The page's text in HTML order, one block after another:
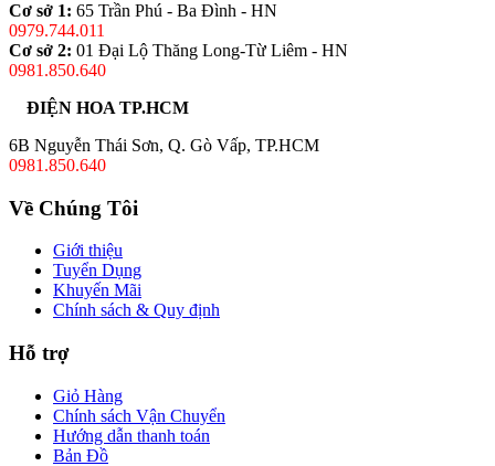
Cơ sở 1: 65 Trần Phú - Ba Đình - HN
0979.744.011
Cơ sở 2: 01 Đại Lộ Thăng Long-Từ Liêm - HN
0981.850.640
ĐIỆN HOA TP.HCM
6B Nguyễn Thái Sơn, Q. Gò Vấp, TP.HCM
0981.850.640
Về Chúng Tôi
Giới thiệu
Tuyển Dụng
Khuyến Mãi
Chính sách & Quy định
Hỗ trợ
Giỏ Hàng
Chính sách Vận Chuyển
Hướng dẫn thanh toán
Bản Đồ